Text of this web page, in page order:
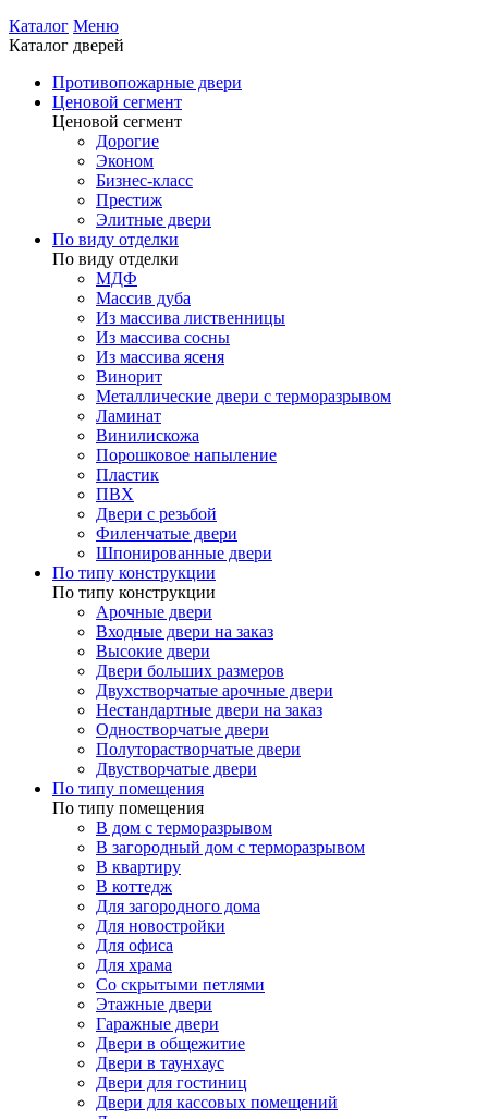
Каталог Меню
Каталог дверей
Противопожарные двери
Ценовой сегмент
Ценовой сегмент
Дорогие
Эконом
Бизнес-класс
Престиж
Элитные двери
По виду отделки
По виду отделки
МДФ
Массив дуба
Из массива лиственницы
Из массива сосны
Из массива ясеня
Винорит
Металлические двери с терморазрывом
Ламинат
Винилискожа
Порошковое напыление
Пластик
ПВХ
Двери с резьбой
Филенчатые двери
Шпонированные двери
По типу конструкции
По типу конструкции
Арочные двери
Входные двери на заказ
Высокие двери
Двери больших размеров
Двухстворчатые арочные двери
Нестандартные двери на заказ
Одностворчатые двери
Полуторастворчатые двери
Двустворчатые двери
По типу помещения
По типу помещения
В дом с терморазрывом
В загородный дом с терморазрывом
В квартиру
В коттедж
Для загородного дома
Для новостройки
Для офиса
Для храма
Со скрытыми петлями
Этажные двери
Гаражные двери
Двери в общежитие
Двери в таунхаус
Двери для гостиниц
Двери для кассовых помещений